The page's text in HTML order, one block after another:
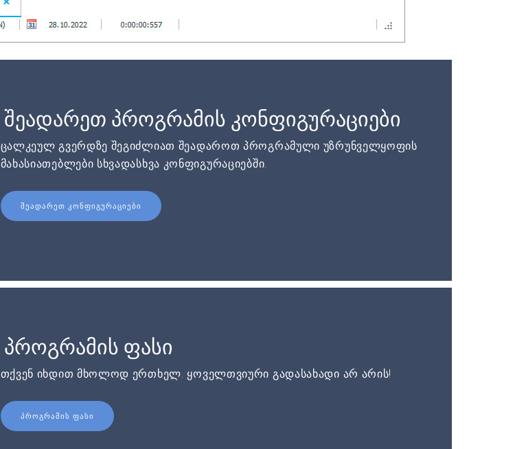
შეადარეთ პროგრამის კონფიგურაციები
ცალკეულ გვერდზე შეგიძლიათ შეადაროთ პროგრამული უზრუნველყოფის
მახასიათებლები სხვადასხვა კონფიგურაციებში.
ᲨᲔᲐᲓᲐᲠᲔᲗ ᲙᲝᲜᲤᲘᲒᲣᲠᲐᲪᲘᲔᲑᲘ
პროგრამის ფასი
თქვენ იხდით მხოლოდ ერთხელ. ყოველთვიური გადასახადი არ არის!
ᲞᲠᲝᲒᲠᲐᲛᲘᲡ ᲤᲐᲡᲘ